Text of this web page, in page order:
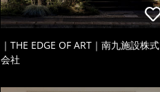
｜THE EDGE OF ART｜南九施設株式
会社